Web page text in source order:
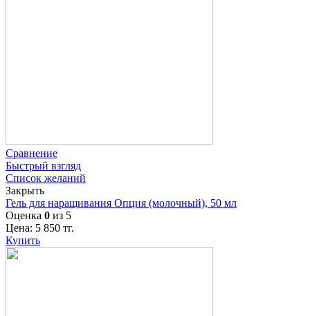
Сравнение
Быстрый взгляд
Список желаний
Закрыть
Гель для наращивания Опция (молочный), 50 мл
Оценка 0 из 5
Цена: 5 850 тг.
Купить